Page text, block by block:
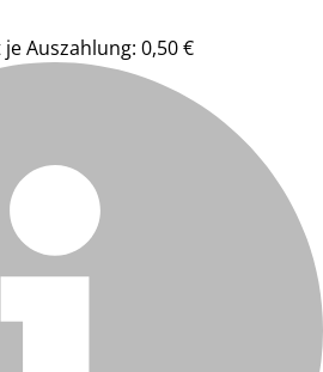
Auszahlung: 0,50 €